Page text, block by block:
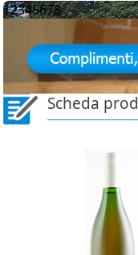
12345678
Scheda